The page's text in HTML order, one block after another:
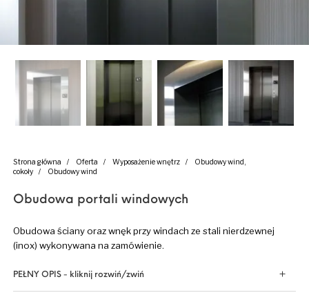
Strona główna / Oferta / Wyposażenie wnętrz /
Obudowy wind,
cokoły
/ Obudowy wind
Obudowa portali windowych
Obudowa ściany oraz wnęk przy windach ze stali nierdzewnej
(inox) wykonywana na zamówienie.
PEŁNY OPIS - kliknij rozwiń/zwiń